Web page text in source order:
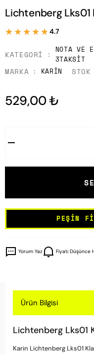
Lichtenberg Lks01
★★★★★
★★★★★ 4.7
KATEGORI NOTA VE
3TAKSIT
MARKA KARIN STOK
529,00 ₺
PEŞIN
Yorum Yaz Fiyatı Düşünce
Ürün Bilgisi
Lichtenberg Lks01
Karin Lichtenberg Lks01